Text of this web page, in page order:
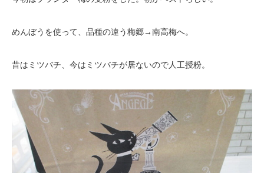
めんぼうを使って、品種の違う梅郷→南高梅へ。
昔はミツバチ、今はミツバチが居ないので人工授粉。